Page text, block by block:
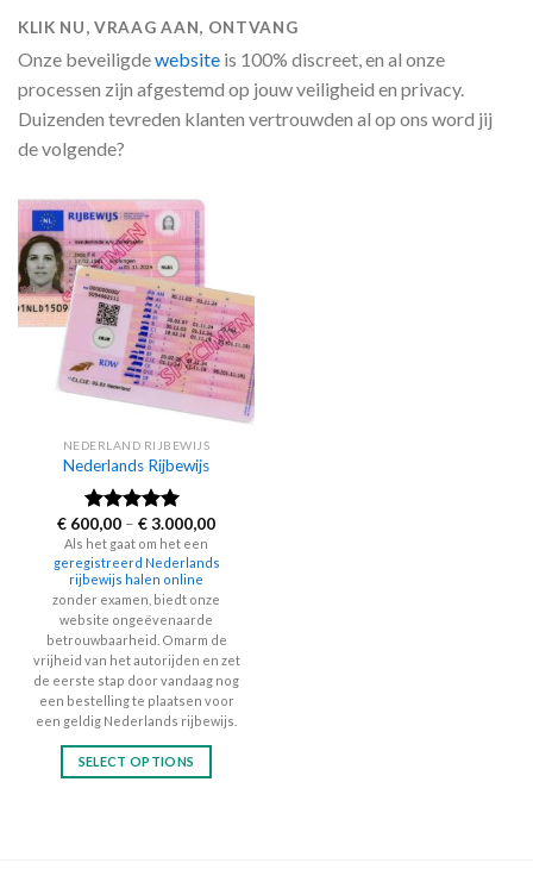
KLIK NU, VRAAG AAN, ONTVANG
Onze beveiligdewebsite is 100% discreet, en al onze
processen zijn afgestemd op jouw veiligheid en privacy.
Duizenden tevreden klanten vertrouwden al op ons word jij
de volgende?
NEDERLAND RIJBEWIJS
Nederlands Rijbewijs
Rated4.60
out of 5
€ 600,00 – €3.000,00Price
through
Als het gaat om het een
geregistreerd Nederlands
rijbewijs halen online
zonder examen, biedt onze
website ongeëvenaarde
betrouwbaarheid. Omarm de
vrijheid van het autorijden en zet
de eerste stap door vandaag nog
een bestelling te plaatsen voor
een geldig Nederlands rijbewijs.
SELECT OPTIONS